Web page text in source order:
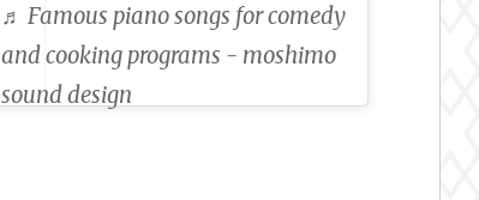
♬ Famous piano songs for comedy
and cooking programs - moshimo
sound design